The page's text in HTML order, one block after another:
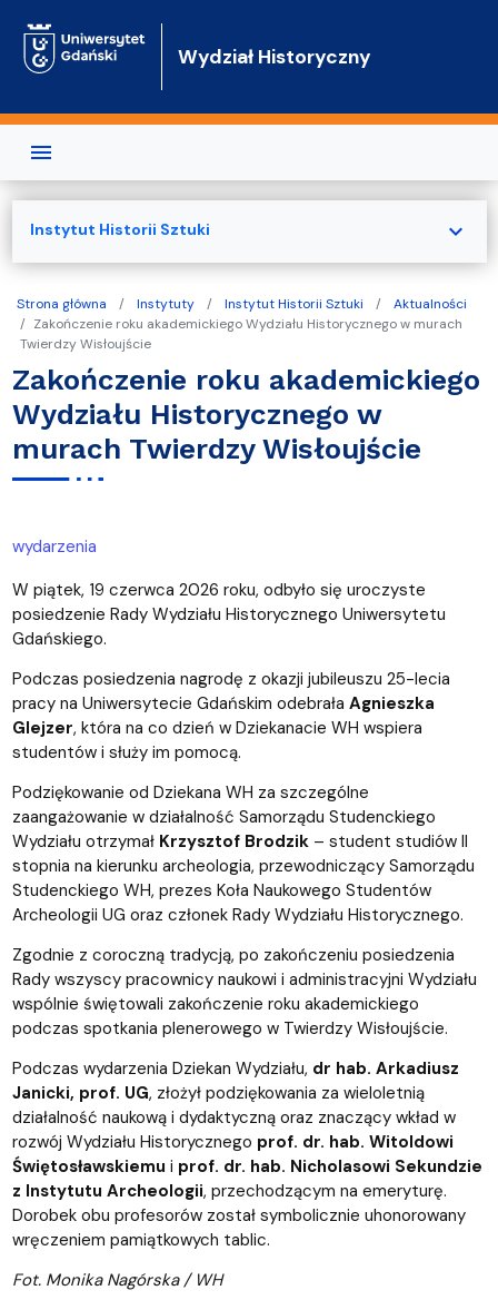
Wydział Historyczny
Strona główna Instytuty Instytut Historii Sztuki
Aktualności
Zakończenie roku akademickiego Wydziału Historycznego w murach
Twierdzy Wisłoujście
Zakończenie roku akademickiego
Wydziału Historycznego w
murach Twierdzy Wisłoujście
wydarzenia
W piątek, 19 czerwca 2026 roku, odbyło się uroczyste
posiedzenie Rady Wydziału Historycznego Uniwersytetu
Gdańskiego.
Podczas posiedzenia nagrodę z okazji jubileuszu 25-lecia
pracy na Uniwersytecie Gdańskim odebrała Agnieszka
Glejzer, która na co dzień w Dziekanacie WH wspiera
studentów i służy im pomocą.
Podziękowanie od Dziekana WH za szczególne
zaangażowanie w działalność Samorządu Studenckiego
Wydziału otrzymał Krzysztof Brodzik– student studiów II
stopnia na kierunku archeologia, przewodniczący Samorządu
Studenckiego WH, prezes Koła Naukowego Studentów
Archeologii UG oraz członek Rady Wydziału Historycznego.
Zgodnie z coroczną tradycją, po zakończeniu posiedzenia
Rady wszyscy pracownicy naukowi i administracyjni Wydziału
wspólnie świętowali zakończenie roku akademickiego
podczas spotkania plenerowego w Twierdzy Wisłoujście.
Podczas wydarzenia Dziekan Wydziału, dr hab. Arkadiusz
Janicki, prof. UG, złożył podziękowania za wieloletnią
działalność naukową i dydaktyczną oraz znaczący wkład w
rozwój Wydziału Historycznego prof. dr. hab. Witoldowi
Świętosławskiemu i prof. dr. hab. Nicholasowi Sekundzie
z Instytutu Archeologii, przechodzącym na emeryturę.
Dorobek obu profesorów został symbolicznie uhonorowany
wręczeniem pamiątkowych tablic.
Fot. Monika Nagórska / WH
Instytut Historii Sztuki expand_more